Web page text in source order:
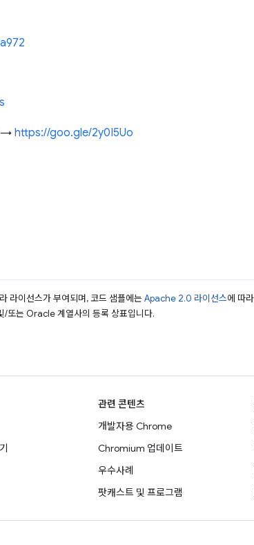
→ https://goo.gle/2y0I5Uo
라이선스가 부여되며, 코드 샘플에는 Apache 2.0 라이선스에 따
또는 Oracle 계열사의 등록 상표입니다.
관련 콘텐츠
개발자용 Chrome
Chromium 업데이트
우수사례
팟캐스트 및 프로그램